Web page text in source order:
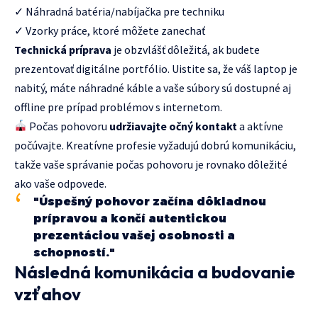
✓ Náhradná batéria/nabíjačka pre techniku
✓ Vzorky práce, ktoré môžete zanechať
Technická príprava je obzvlášť dôležitá, ak budete
prezentovať digitálne portfólio. Uistite sa, že váš laptop je
nabitý, máte náhradné káble a vaše súbory sú dostupné aj
offline pre prípad problémov s internetom.
Počas pohovoru udržiavajte očný kontakt a aktívne
počúvajte. Kreatívne profesie vyžadujú dobrú komunikáciu,
takže vaše správanie počas pohovoru je rovnako dôležité
ako vaše odpovede.
"Úspešný pohovor začína dôkladnou
prípravou a končí autentickou
prezentáciou vašej osobnosti a
schopností."
Následná komunikácia a budovanie
vzťahov